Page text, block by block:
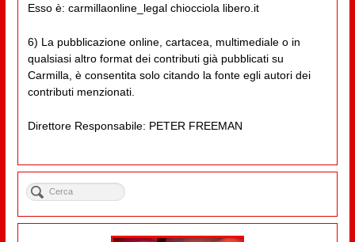
Esso è: carmillaonline_legal chiocciola libero.it
6) La pubblicazione online, cartacea, multimediale o in
qualsiasi altro format dei contributi già pubblicati su
Carmilla, è consentita solo citando la fonte egli autori dei
contributi menzionati.
Direttore Responsabile: PETER FREEMAN